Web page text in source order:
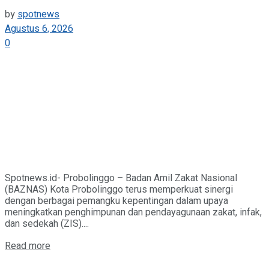
byspotnews
Agustus 6, 2026
0
Spotnews.id- Probolinggo – Badan Amil Zakat Nasional
(BAZNAS) Kota Probolinggo terus memperkuat sinergi
dengan berbagai pemangku kepentingan dalam upaya
meningkatkan penghimpunan dan pendayagunaan zakat, infak,
dan sedekah (ZIS)....
Read more